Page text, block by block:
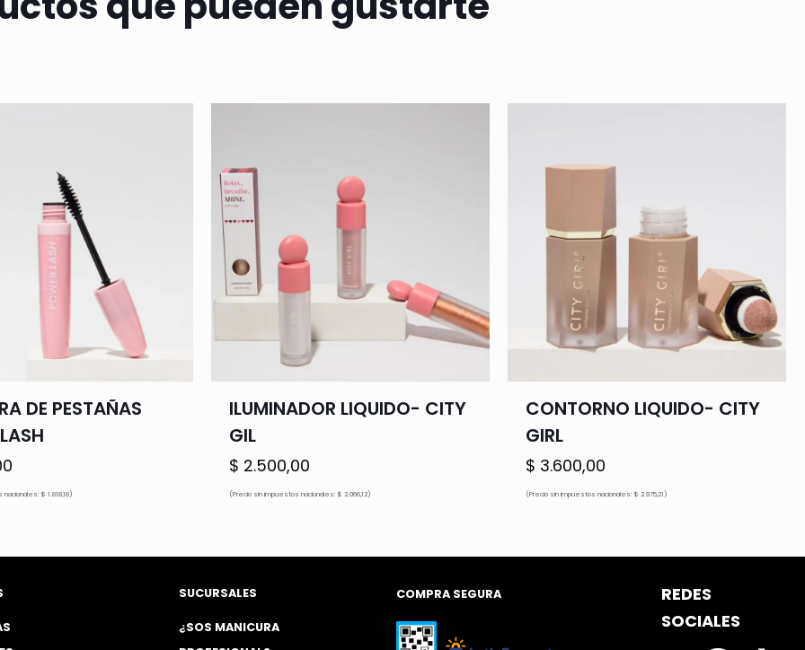
DE PESTAÑAS
$ 1.818,18)
ILUMINADOR LIQUIDO- CITY
GIL
$ 2.500,00
(Precio sin impuestos nacionales: $ 2.066,12)
CONTORNO LIQUIDO- CITY
GIRL
$ 3.600,00
(Precio sin impuestos nacionales: $ 2.975,21)
SUCURSALES
¿SOS MANICURA
COMPRA SEGURA
REDES
SOCIALES